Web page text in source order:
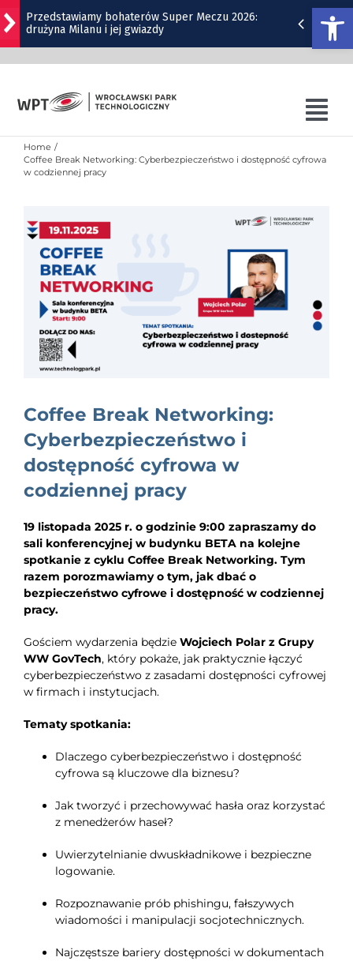
Przedstawiamy bohaterów Super Meczu 2026:
drużyna Milanu i jej gwiazdy
Gwiazdy wystąpią na Dworcu Głównym we
Kamienica z Nadodrza po remoncie zyska windę! To
Do Marrakeszu bez przesiadek. Nowy kierunek z
Wrocławia
Racławickiej
O WPT
SZKOLENIA
WRO4DIGITAL
NUTRIBIOMED
EDUKACJA
BLOG
KONTAKT
Home
Coffee Break Networking: Cyberbezpieczeństwo i dostępność cyfrowa
w codziennej pracy
Coffee Break Networking:
Cyberbezpieczeństwo i
dostępność cyfrowa w
codziennej pracy
19 listopada 2025 r. o godzinie 9:00 zapraszamy do
sali konferencyjnej w budynku BETA na kolejne
spotkanie z cyklu Coffee Break Networking. Tym
razem porozmawiamy o tym, jak dbać o
bezpieczeństwo cyfrowe i dostępność w codziennej
pracy.
Gościem wydarzenia będzie Wojciech Polar z Grupy
WW GovTech, który pokaże, jak praktycznie łączyć
cyberbezpieczeństwo z zasadami dostępności cyfrowej
w firmach i instytucjach.
Tematy spotkania:
Dlaczego cyberbezpieczeństwo i dostępność
cyfrowa są kluczowe dla biznesu?
Jak tworzyć i przechowywać hasła oraz korzystać
z menedżerów haseł?
Uwierzytelnianie dwuskładnikowe i bezpieczne
logowanie.
Rozpoznawanie prób phishingu, fałszywych
wiadomości i manipulacji socjotechnicznych.
Najczęstsze bariery dostępności w dokumentach